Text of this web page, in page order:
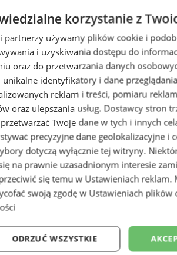
korzystanie z
partnerzy używamy plików cookie i
i uzyskiwania dostępu do
oraz do przetwarzania danych
unikalne identyfikatory i dane
reklam i treści, pomiaru
oraz ulepszania usług. Dostawcy stron
Twoje dane w tych i innych
precyzyjne dane geolokalizacyjne i
dotyczą wyłącznie tej witryny.
na prawnie uzasadnionym interesie
się temu w Ustawieniach reklam.
swoją zgodę w Ustawieniach plików
ODRZUĆ WSZYSTKIE